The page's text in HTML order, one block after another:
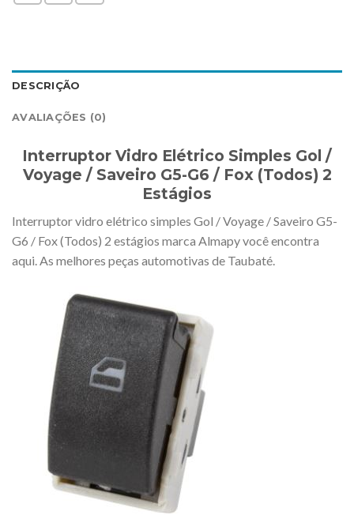
DESCRIÇÃO
AVALIAÇÕES (0)
Interruptor Vidro Elétrico Simples Gol /
Voyage / Saveiro G5-G6 / Fox (Todos) 2
Estágios
Interruptor vidro elétrico simples Gol / Voyage / Saveiro G5-
G6 / Fox (Todos) 2 estágios marca Almapy você encontra
aqui. As melhores peças automotivas de Taubaté.